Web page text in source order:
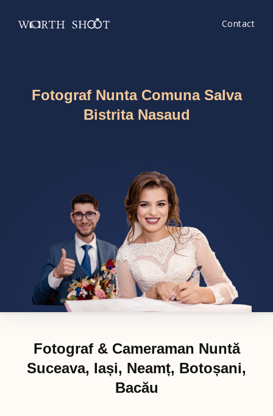
Contact
Fotograf Nunta Comuna Salva
Bistrita Nasaud
Fotograf & Cameraman Nuntă
Suceava, Iași, Neamț, Botoșani,
Bacău